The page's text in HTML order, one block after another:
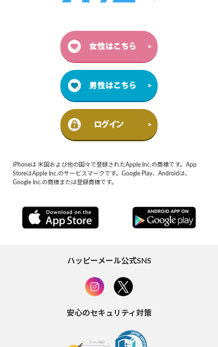
iPhoneは 米国および他の国々で登録されたApple Inc.の商標です。App
StoreはApple Inc.のサービスマークです。Google Play、Androidは、
Google Inc.の商標または登録商標です。
ハッピーメール公式SNS
安心のセキュリティ対策